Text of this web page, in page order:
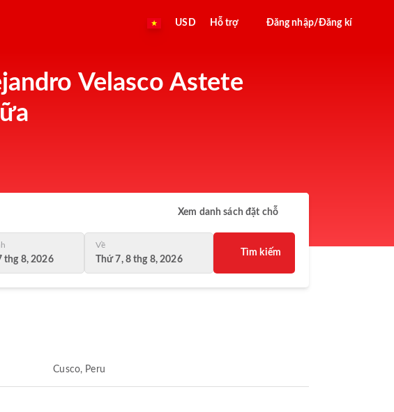
USD Hỗ trợ Đăng nhập/Đăng kí
Velasco Astete
Xem danh sách đặt chỗ
thg 8, 2026
Về
Thứ 7, 8 thg 8, 2026
Tìm kiếm
Cusco, Peru